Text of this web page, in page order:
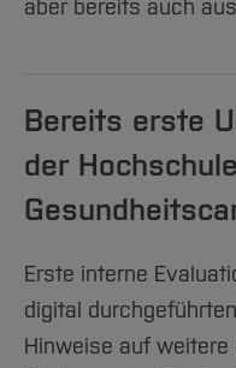
Forschung und
Service
Studiengänge
Aktuelles
International
Team
Service
Amtliche
Vertretungen
Wahlen
International
Zentrale
aber bereits auch
Bereits erste
der
Erste interne
digital
Hinweise auf